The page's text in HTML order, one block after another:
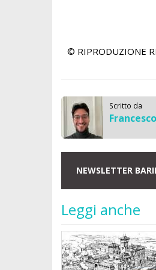
© RIPRODUZIONE
Scritto da
NEWSLETTER
Leggi anche